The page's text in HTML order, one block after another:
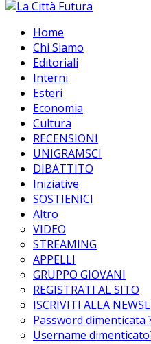
Home
Chi Siamo
Editoriali
Interni
Esteri
Economia
Cultura
RECENSIONI
UNIGRAMSCI
DIBATTITO
Iniziative
SOSTIENICI
Altro
VIDEO
STREAMING
APPELLI
GRUPPO GIOVANI
REGISTRATI AL SITO
ISCRIVITI ALLA
Password dimenticata
Username